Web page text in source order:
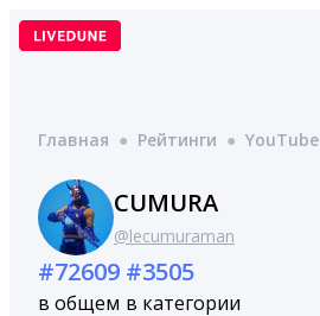
Перейти
Главная ● Рейтинги ● YouTube
CUMURA
@lecumuraman
#72609
в общем
#3505
в категории